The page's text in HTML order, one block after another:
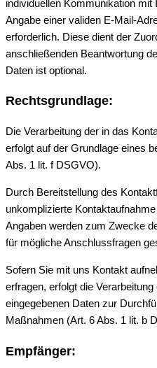
individuellen Kommunikation
Angabe einer validen E-Mail-
erforderlich. Diese dient der
anschließenden Beantwortung
Daten ist optional.
Rechtsgrundlage:
Die Verarbeitung der in das
erfolgt auf der Grundlage eines
Abs. 1 lit. f DSGVO).
Durch Bereitstellung des
unkomplizierte
Angaben werden zum Zwecke
für mögliche Anschlussfragen
Sofern Sie mit uns Kontakt
erfragen, erfolgt die
eingegebenen Daten zur
Maßnahmen (Art. 6 Abs. 1 lit. b
Empfänger: